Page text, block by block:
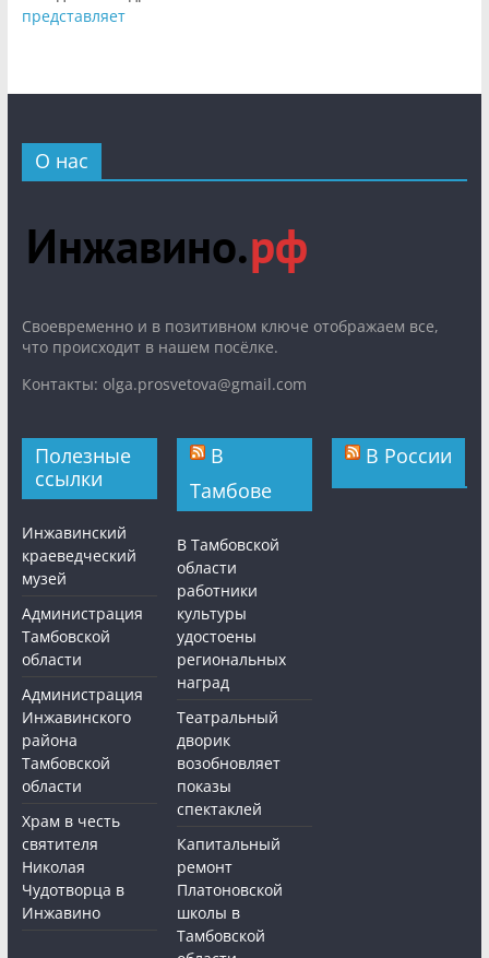
представляет
О нас
Cвоевременно и в позитивном ключе отображаем все,
что происходит в нашем посёлке.
Контакты: olga.prosvetova@gmail.com
Полезные
ссылки
Инжавинский
краеведческий
музей
Администрация
Тамбовской
области
Администрация
Инжавинского
района
Тамбовской
области
Храм в честь
святителя
Николая
Чудотворца в
Инжавино
В
Тамбове
В Тамбовской
области
работники
культуры
удостоены
региональных
наград
Театральный
дворик
возобновляет
показы
спектаклей
Капитальный
ремонт
Платоновской
школы в
Тамбовской
В России